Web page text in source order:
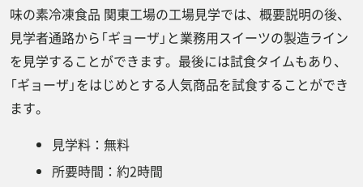
味の素冷凍食品 関東工場の工場見学では、概要説明の後、
見学者通路から「ギョーザ」と業務用スイーツの製造ライン
を見学することができます。最後には試食タイムもあり、
「ギョーザ」をはじめとする人気商品を試食することができ
ます。
見学料：無料
所要時間：約2時間